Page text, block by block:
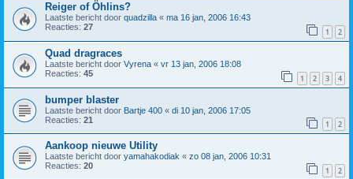
Reiger of Öhlins?
Laatste bericht door quadzilla « ma 16 jan, 2006 16:43
Reacties: 27 1 2
Quad dragraces
Laatste bericht door Vyrena « vr 13 jan, 2006 18:08
Reacties: 45 1 2 3 4
bumper blaster
Laatste bericht door Bartje 400 « di 10 jan, 2006 17:05
Reacties: 21 1 2
Aankoop nieuwe Utility
Laatste bericht door yamahakodiak « zo 08 jan, 2006 10:31
Reacties: 20 1 2